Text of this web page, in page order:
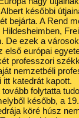
későbbi
bejárta. A Rend
Hildesheimben,
De ezek a
első európai
professzori
nemzetbéli
katedrát kapott.
tovább folytatta
később, a
köré húsz